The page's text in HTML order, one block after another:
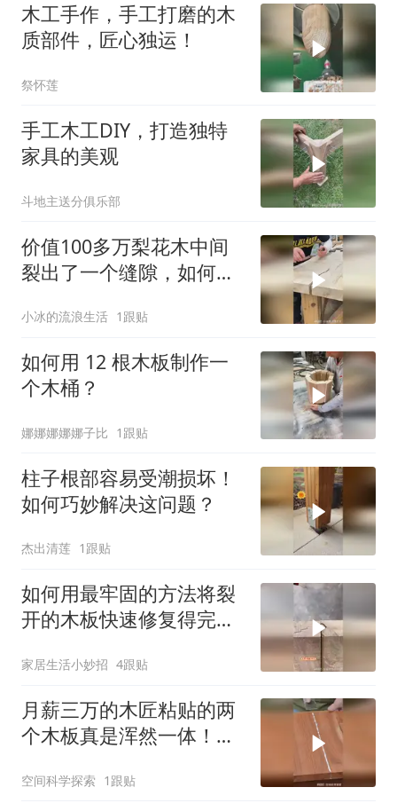
木工手作，手工打磨的木
质部件，匠心独运！
祭怀莲
手工木工DIY，打造独特
家具的美观
斗地主送分俱乐部
价值100多万梨花木中间
裂出了一个缝隙，如何将
小冰的流浪生活 1跟贴
如何用 12 根木板制作一
个木桶？
娜娜娜娜娜子比 1跟贴
柱子根部容易受潮损坏！
如何巧妙解决这问题？
杰出清莲 1跟贴
如何用最牢固的方法将裂
开的木板快速修复得完美
家居生活小妙招 4跟贴
月薪三万的木匠粘贴的两
个木板真是浑然一体！有
空间科学探索 1跟贴